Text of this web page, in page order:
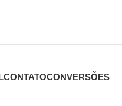
CONTATOCONVERSÕES